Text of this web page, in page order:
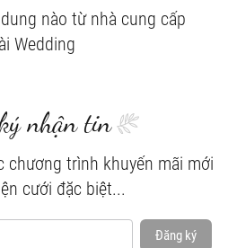
nào từ nhà cung cấp
Wedding
nhận tin
chương trình khuyến mãi mới
cưới đặc biệt...
Đăng ký